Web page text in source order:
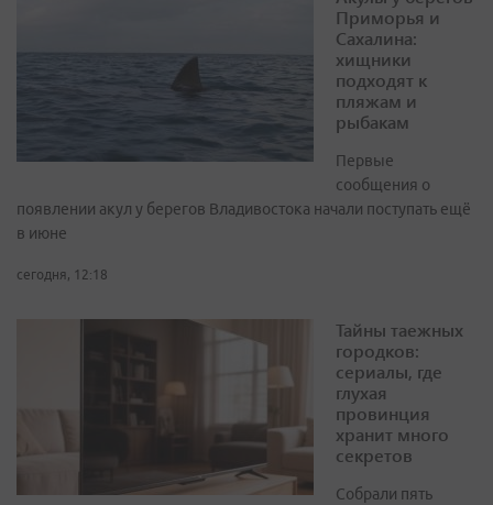
Приморья и
Сахалина:
хищники
подходят к
пляжам и
рыбакам
Первые
сообщения о
появлении акул у берегов Владивостока начали поступать ещё
в июне
сегодня, 12:18
Тайны таежных
городков:
сериалы, где
глухая
провинция
хранит много
секретов
Собрали пять